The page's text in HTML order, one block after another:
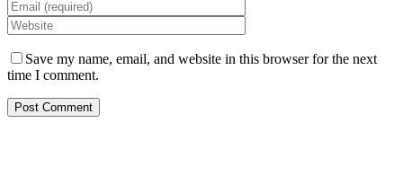
Save my name, email, and website in this browser for the next
time I comment.